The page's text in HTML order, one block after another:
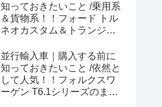
知っておきたいこと /乗用系
＆貨物系！！フォード トル
ネオカスタム＆トランジッ
め！
並行輸入車｜購入する前に
知っておきたいこと /依然と
して人気！！フォルクスワ
ーゲン T6.1シリーズのまと